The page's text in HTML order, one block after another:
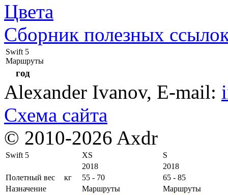
Цвета
Сборник полезных
Swift 5
Маршруты
год
Alexander Ivanov, E-mail:
Схема сайта
© 2010-2026 Axdr
Swift 5 XS
S
2018
2018
Полетный вес
кг 55 - 70
65 - 85
Назначение
Маршруты
Маршруты